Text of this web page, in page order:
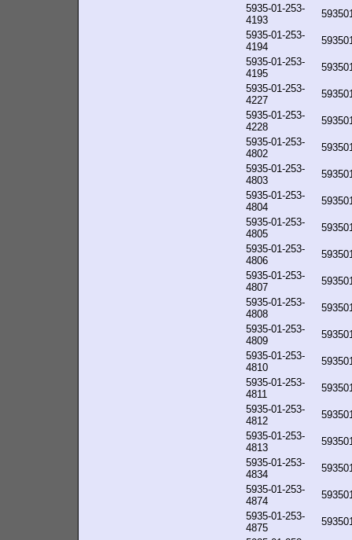
5935-01-253-
4193
5935-01-253-
4194
5935-01-253-
4195
5935-01-253-
4227
5935-01-253-
4228
5935-01-253-
4802
5935-01-253-
4803
5935-01-253-
4804
5935-01-253-
4805
5935-01-253-
4806
5935-01-253-
4807
5935-01-253-
4808
5935-01-253-
4809
5935-01-253-
4810
5935-01-253-
4811
5935-01-253-
4812
5935-01-253-
4813
5935-01-253-
4834
5935-01-253-
4874
5935-01-253-
4875